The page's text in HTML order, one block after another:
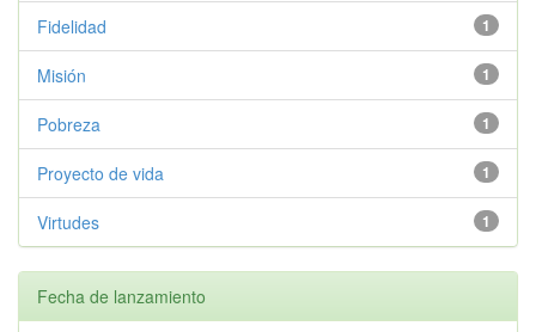
1
Fidelidad
1
Misión
1
Pobreza
1
Proyecto de vida
1
Virtudes
Fecha de lanzamiento